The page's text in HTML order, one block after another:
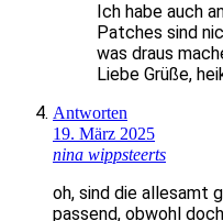
Ich habe auch
Patches sind
was draus
Liebe Grüße,
Antworten
19. März 2025
nina wippsteerts
oh, sind die allesamt
passend, obwohl